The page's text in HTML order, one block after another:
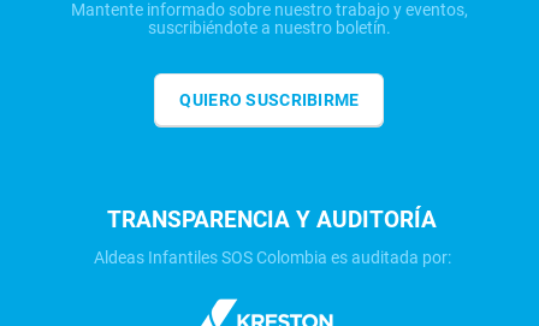
Mantente informado sobre nuestro trabajo y eventos,
suscribiéndote a nuestro boletín.
QUIERO SUSCRIBIRME
TRANSPARENCIA Y AUDITORÍA
Aldeas Infantiles SOS Colombia es auditada por: